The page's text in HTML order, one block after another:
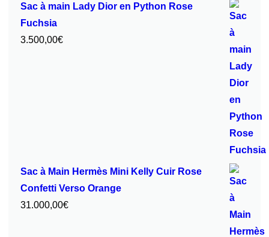
Sac à main Lady Dior en Python Rose
Fuchsia
3.500,00€
Sac à Main Hermès Mini Kelly Cuir Rose
Confetti Verso Orange
31.000,00€